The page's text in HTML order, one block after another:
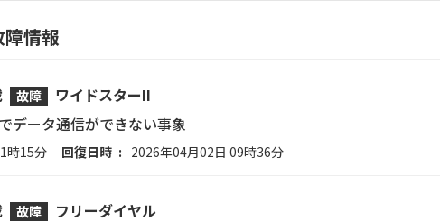
情報
故障
ワイドスターII
データ通信ができない事象
時15分 回復日時 2026年04月02日 09時36分
故障
フリーダイヤル